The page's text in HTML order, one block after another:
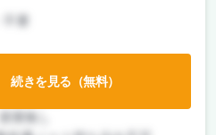
要
授業無し
続きを見る（無料）